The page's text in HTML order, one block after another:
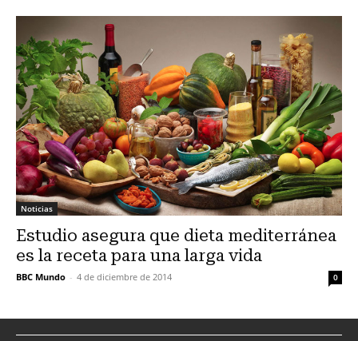
Noticias
Estudio asegura que dieta mediterránea
es la receta para una larga vida
BBC Mundo - 4 de diciembre de 2014 0